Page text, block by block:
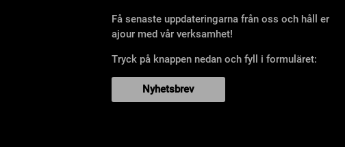
Få senaste uppdateringarna från oss och håll er
ajour med vår verksamhet!
Tryck på knappen nedan och fyll i formuläret:
Nyhetsbrev